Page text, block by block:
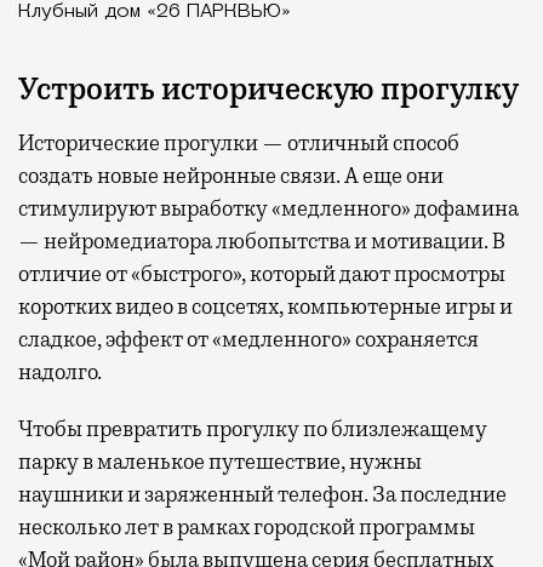
Клубный дом «26 ПАРКВЬЮ»
Устроить историческую прогулку
Исторические прогулки — отличный способ
создать новые нейронные связи. А еще они
стимулируют выработку «медленного» дофамина
— нейромедиатора любопытства и мотивации. В
отличие от «быстрого», который дают просмотры
коротких видео в соцсетях, компьютерные игры и
сладкое, эффект от «медленного» сохраняется
надолго.
Чтобы превратить прогулку по близлежащему
парку в маленькое путешествие, нужны
наушники и заряженный телефон. За последние
несколько лет в рамках городской программы
«Мой район» была выпущена серия бесплатных